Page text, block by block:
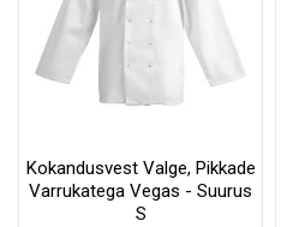
Kokandusvest Valge, Pikkade
Varrukatega Vegas - Suurus
S